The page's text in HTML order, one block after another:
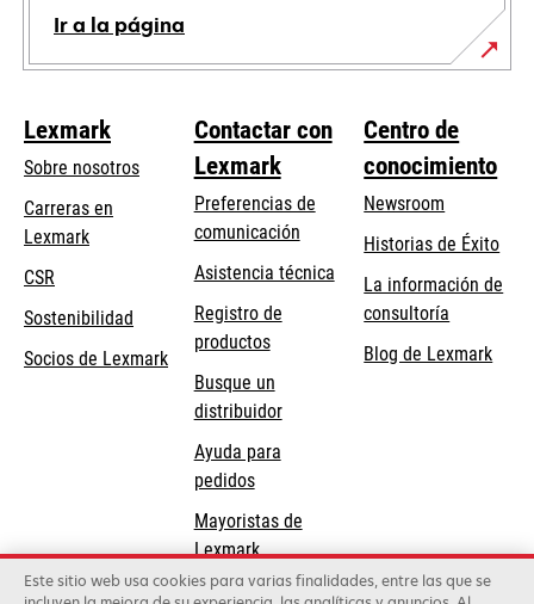
Ir a la página
Lexmark
Sobre nosotros
Carreras en
Lexmark
CSR
Sostenibilidad
Socios de Lexmark
Contactar con
Lexmark
Preferencias de
comunicación
se
abre
en
una
pestaña
nueva
Asistencia técnicase
abre
Registro de
productos
Busque un
distribuidor
Ayuda para
pedidos
Mayoristas de
Lexmark
Centro de
conocimiento
Newsroom
Historias de Éxito
La información de
consultoría
Blog de Lexmark
Este sitio web usa cookies para varias finalidades, entre las que se